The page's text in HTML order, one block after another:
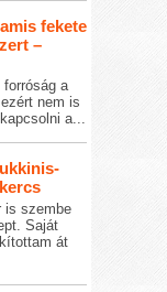
fekete
–
forróság a
nem is
a...
is szembe
Saját
át